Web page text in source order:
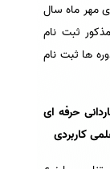
مهر ماه سال
مذکور ثبت نام
ها ثبت نام
حرفه ای
کاربردی